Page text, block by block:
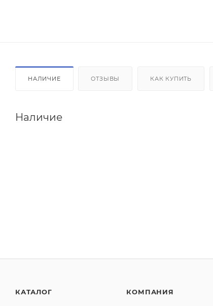
НАЛИЧИЕ ОТЗЫВЫ КАК КУПИТЬ
Наличие
КАТАЛОГ КОМПАНИЯ